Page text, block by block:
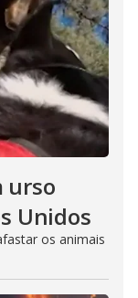
urso
Unidos
os animais